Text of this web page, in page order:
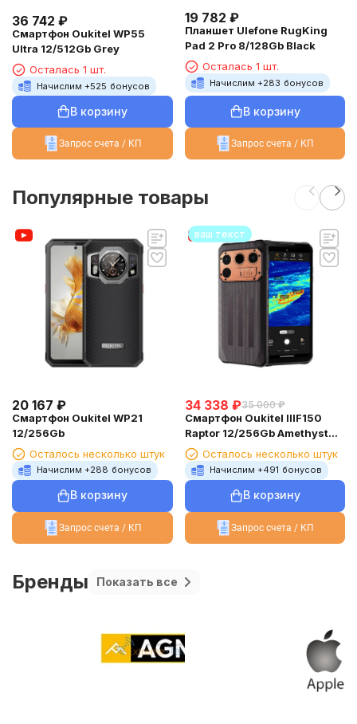
36 742 ₽
Смартфон Oukitel WP55
Ultra 12/512Gb Grey
Осталась 1 шт.
Начислим +525 бонусов
В корзину
Запрос счета / КП
19 782 ₽
Планшет Ulefone RugKing
Pad 2 Pro 8/128Gb Black
Осталась 1 шт.
Начислим +283 бонусов
В корзину
Запрос счета / КП
Популярные товары
20 167 ₽
Смартфон Oukitel WP21
12/256Gb
Осталось несколько штук
Начислим +288 бонусов
В корзину
Запрос счета / КП
ваш текст
34 338 ₽35 000 ₽
Смартфон Oukitel IIIF150
Raptor 12/256Gb Amethyst
MetallicОсталось несколько штук
Начислим +491 бонусов
В корзину
Запрос счета / КП
Бренды Показать все